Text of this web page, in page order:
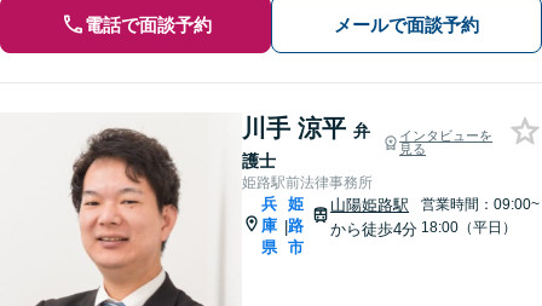
電話で面談予約 メールで面談予約
川手 涼平 弁
護士
インタビューを
見る
姫路駅前法律事務所
兵
庫
県
|
姫
路
市
山陽姫路駅
から徒歩4分
営業時間：09:00~
18:00（平日）